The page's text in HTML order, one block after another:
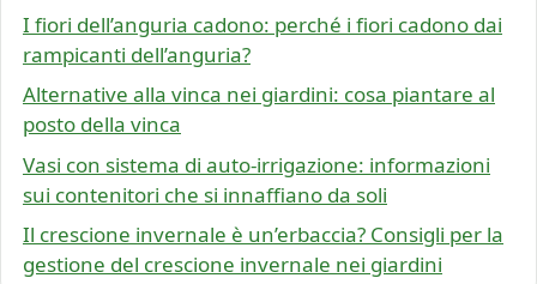
I fiori dell’anguria cadono: perché i fiori cadono dai
rampicanti dell’anguria?
Alternative alla vinca nei giardini: cosa piantare al
posto della vinca
Vasi con sistema di auto-irrigazione: informazioni
sui contenitori che si innaffiano da soli
Il crescione invernale è un’erbaccia? Consigli per la
gestione del crescione invernale nei giardini